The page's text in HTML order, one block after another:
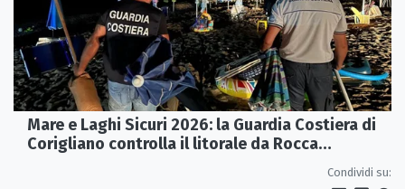
Mare e Laghi Sicuri 2026: la Guardia Costiera di
Corigliano controlla il litorale da Rocca
Condividi su: